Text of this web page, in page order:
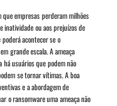
que empresas perderam milhões
inatividade ou aos prejuízos de
acontecer se o
grande escala. A ameaça
usuários que podem não
se tornar vítimas. A boa
e a abordagem de
o ransomware uma ameaça não